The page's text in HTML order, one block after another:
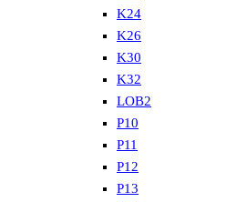
K24
K26
K30
K32
LOB2
P10
P11
P12
P13